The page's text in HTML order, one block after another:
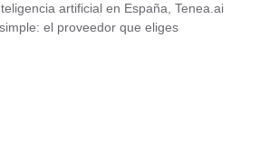
artificial en España, Tenea.ai
el proveedor que eliges